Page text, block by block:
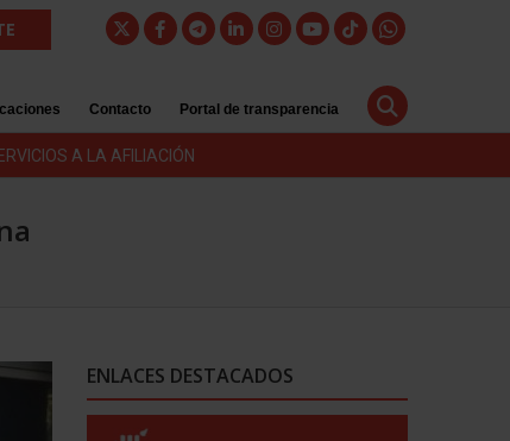
Contacto Portal de transparencia
A LA AFILIACIÓN
ENLACES DESTACADOS